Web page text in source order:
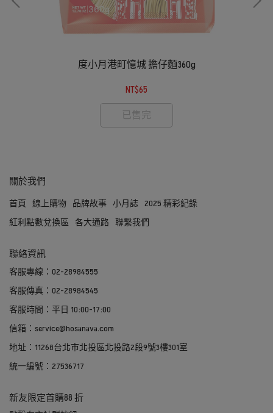
度小月港町憶城 擔仔麵360g
NT$65
已售完
關於我們
首頁 線上購物 品牌故事 小月誌 2025 精彩紀錄
紅利點數兌換區 各大通路 聯繫我們
聯絡資訊
客服專線：02-28984555
客服傳真：02-28984545
客服時間：平日 10:00-17:00
信箱：service@hosanava.com
地址：11268台北市北投區北投路2段9號3樓301室
統一編號：27536717
新友限定首購88 折